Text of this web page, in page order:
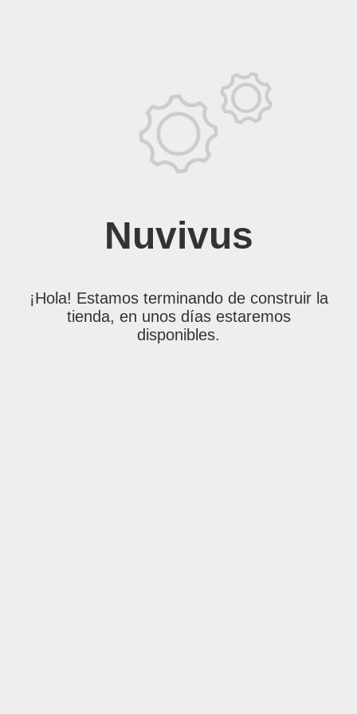
Nuvivus
¡Hola! Estamos terminando de construir la
tienda, en unos días estaremos
disponibles.